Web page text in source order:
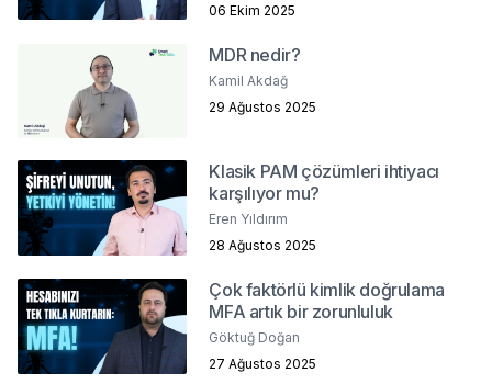
06 Ekim 2025
MDR nedir?
Kamil Akdağ
29 Ağustos 2025
Klasik PAM çözümleri ihtiyacı
karşılıyor mu?
Eren Yıldırım
28 Ağustos 2025
Çok faktörlü kimlik doğrulama
MFA artık bir zorunluluk
Göktuğ Doğan
27 Ağustos 2025